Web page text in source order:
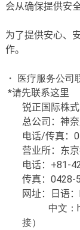
会从确保提供安
为了提供安心、
作。
・ 医疗服务公司
*请先联系这里
锐正国 际株
总公司：神
电话/传真：
营业所： 东
电话： +81-
传真： 0428-
网址：日 语：
中文：
接）